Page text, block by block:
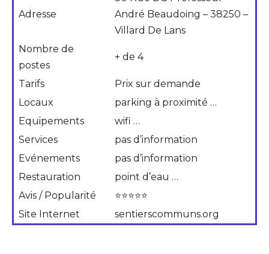
Adresse
André Beaudoing – 38250 –
Villard De Lans
Nombre de
postes
+ de 4
Tarifs
Prix sur demande
Locaux
parking à proximité …
Equipements
wifi …
Services
pas d’information
Evénements
pas d’information
Restauration
point d’eau …
Avis / Popularité
⭐⭐⭐⭐⭐
Site Internet
sentierscommuns.org